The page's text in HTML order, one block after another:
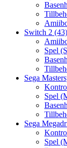
Switch 2 (43)
Spel
Sega
Spel
Sega
Spel